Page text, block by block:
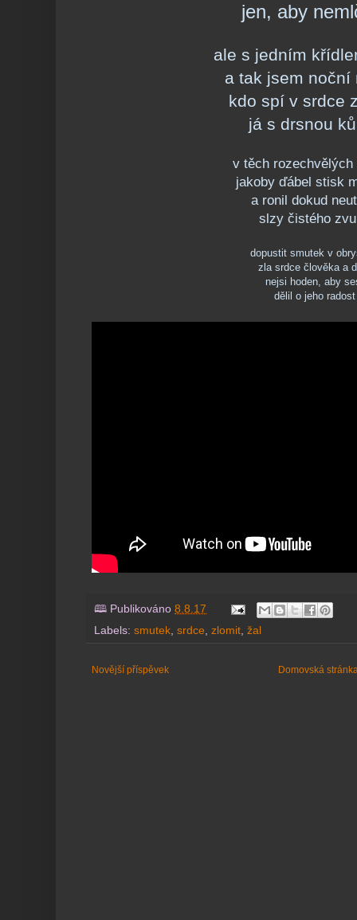
jen, aby
ale s jedním
a tak jsem noční
kdo spí v srdce
já s drsnou
v těch rozechvělých
jakoby ďábel stisk
a ronil dokud
slzy čistého
dopustit smutek v
zla srdce člověka a
nejsi hoden, aby
dělil o jeho radost
🕮 Publikováno 8.8.17
Labels: smutek srdce zlomit žal
Novější příspěvek Domovská